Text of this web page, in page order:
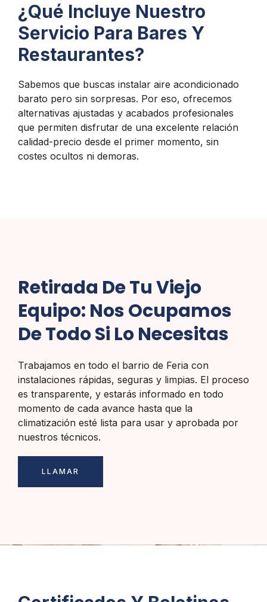
¿Qué Incluye Nuestro
Servicio Para Bares Y
Restaurantes?
Sabemos que buscas instalar aire acondicionado
barato pero sin sorpresas. Por eso, ofrecemos
alternativas ajustadas y acabados profesionales
que permiten disfrutar de una excelente relación
calidad-precio desde el primer momento, sin
costes ocultos ni demoras.
Retirada De Tu Viejo
Equipo: Nos Ocupamos
De Todo Si Lo Necesitas
Trabajamos en todo el barrio de Feria con
instalaciones rápidas, seguras y limpias. El proceso
es transparente, y estarás informado en todo
momento de cada avance hasta que la
climatización esté lista para usar y aprobada por
nuestros técnicos.
LLAMAR